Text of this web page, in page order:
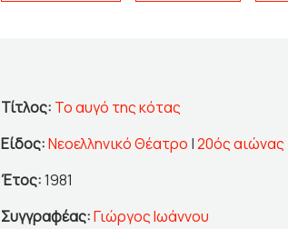
Τίτλος: Το αυγό της κότας
Είδος:Νεοελληνικό Θέατρο |20ός αιώνας
Έτος:1981
Συγγραφέας:Γιώργος Ιωάννου